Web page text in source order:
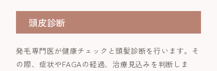
頭皮診断
発毛専門医が健康チェックと頭髪診断を行います。そ
の際、症状やFAGAの経過、治療見込みを判断しま